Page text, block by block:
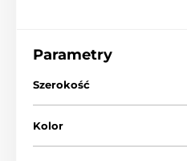
Parametry
Szerokość
Kolor